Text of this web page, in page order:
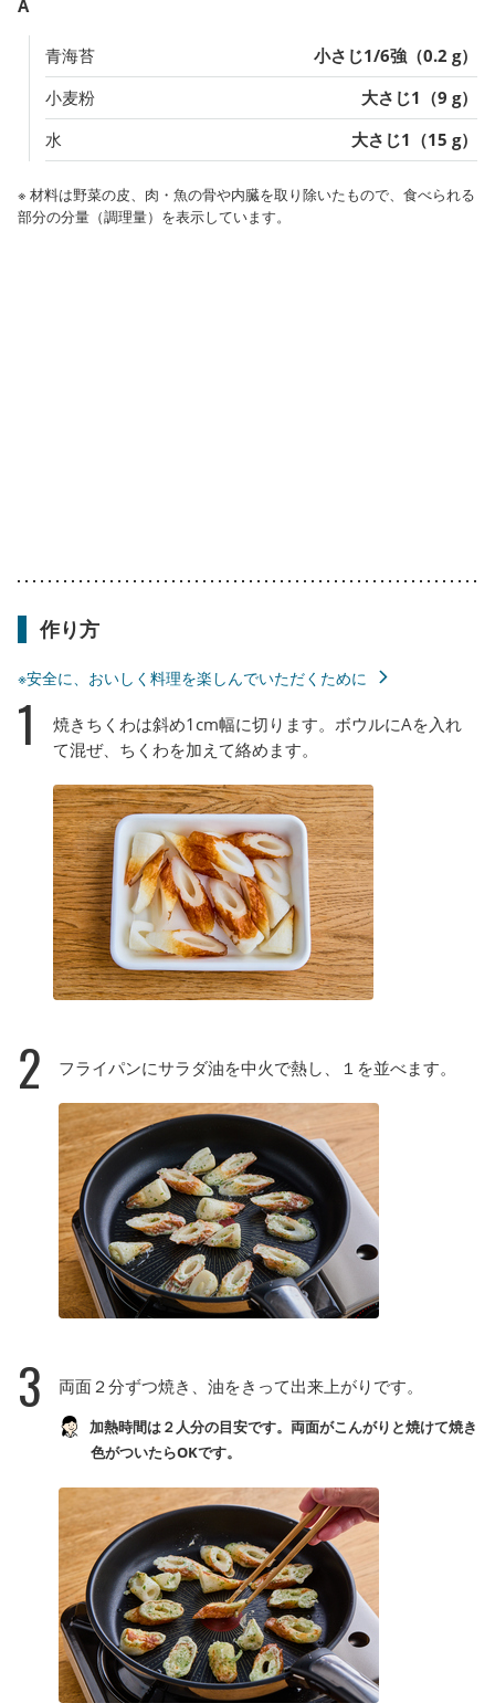
A
青海苔
小さじ1/6強（0.2 g）
小麦粉
大さじ1（9 g）
水
大さじ1（15 g）
※ 材料は野菜の皮、肉・魚の骨や内臓を取り除いたもので、食べられる
部分の分量（調理量）を表示しています。
作り方
※安全に、おいしく料理を楽しんでいただくために
1
焼きちくわは斜め1cm幅に切ります。ボウルにAを入れ
て混ぜ、ちくわを加えて絡めます。
2 フライパンにサラダ油を中火で熱し、１を並べます。
3 両面２分ずつ焼き、油をきって出来上がりです。
加熱時間は２人分の目安です。両面がこんがりと焼けて焼き
色がついたらOKです。